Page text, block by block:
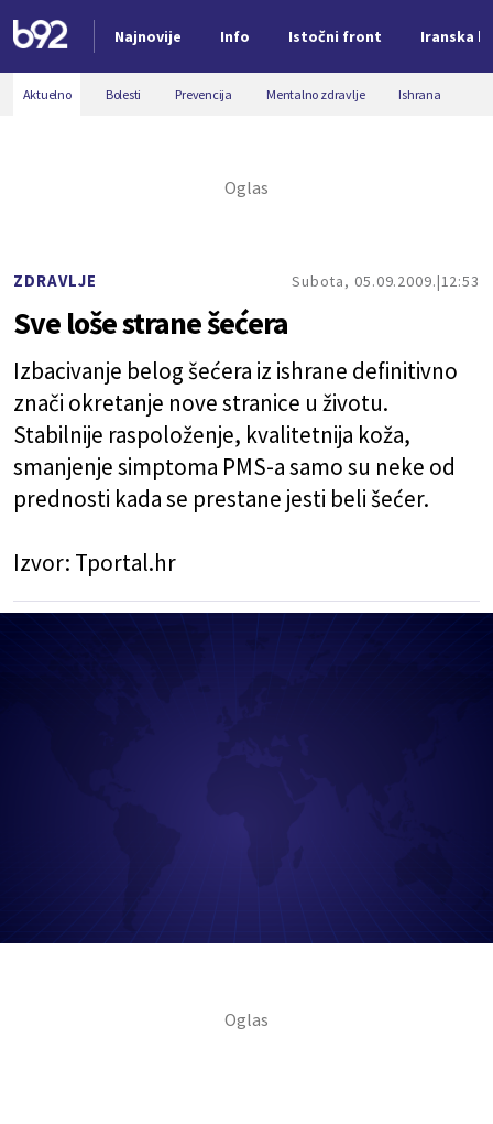
Najnovije Info Istočni front Iranska
Nova vest
Aktuelno Bolesti Prevencija Mentalno zdravlje Ishrana
ZDRAVLJE Subota, 05.09.2009. 12:53
Sve loše strane šećera
Izbacivanje belog šećera iz ishrane definitivno
znači okretanje nove stranice u životu.
Stabilnije raspoloženje, kvalitetnija koža,
smanjenje simptoma PMS-a samo su neke od
prednosti kada se prestane jesti beli šećer.
Izvor: Tportal.hr